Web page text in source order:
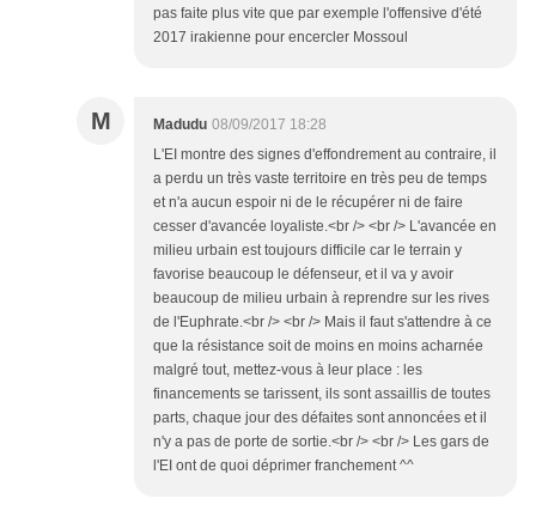
pas faite plus vite que par exemple l'offensive d'été
2017 irakienne pour encercler Mossoul
M Madudu 08/09/2017 18:28
L'EI montre des signes d'effondrement au contraire, il
a perdu un très vaste territoire en très peu de temps
et n'a aucun espoir ni de le récupérer ni de faire
cesser d'avancée loyaliste.<br /> <br /> L'avancée en
milieu urbain est toujours difficile car le terrain y
favorise beaucoup le défenseur, et il va y avoir
beaucoup de milieu urbain à reprendre sur les rives
de l'Euphrate.<br /> <br /> Mais il faut s'attendre à ce
que la résistance soit de moins en moins acharnée
malgré tout, mettez-vous à leur place : les
financements se tarissent, ils sont assaillis de toutes
parts, chaque jour des défaites sont annoncées et il
n'y a pas de porte de sortie.<br /> <br /> Les gars de
l'EI ont de quoi déprimer franchement ^^